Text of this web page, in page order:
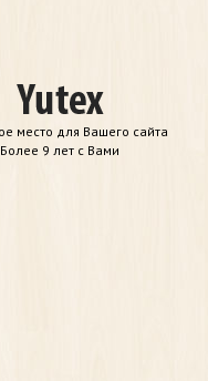
место для Вашего сайта
Более 9 лет с Вами